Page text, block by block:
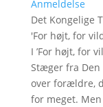
Anmeldelse
Det Kongelige
'For højt, for
I ’For højt, for
Stæger fra Den
over forældre,
for meget.